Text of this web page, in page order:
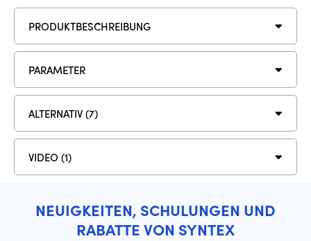
PRODUKTBESCHREIBUNG
PARAMETER
ALTERNATIV (7)
VIDEO (1)
NEUIGKEITEN, SCHULUNGEN UND
RABATTE VON SYNTEX